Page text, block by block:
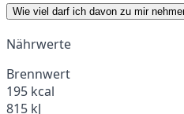
Wie viel darf ich davon zu mir
Nährwerte
Brennwert
195 kcal
815 kJ